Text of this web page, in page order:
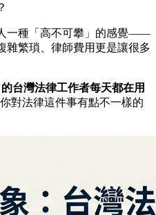
一種「高不可攀」的感覺——
雜繁瑣、律師費用更是讓很多
台灣法律工作者每天都在用
對法律這件事有點不一樣的